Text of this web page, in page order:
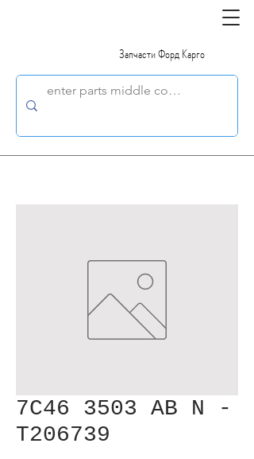
Запчасти Форд Карго
7C46 3503 AB N -
T206739